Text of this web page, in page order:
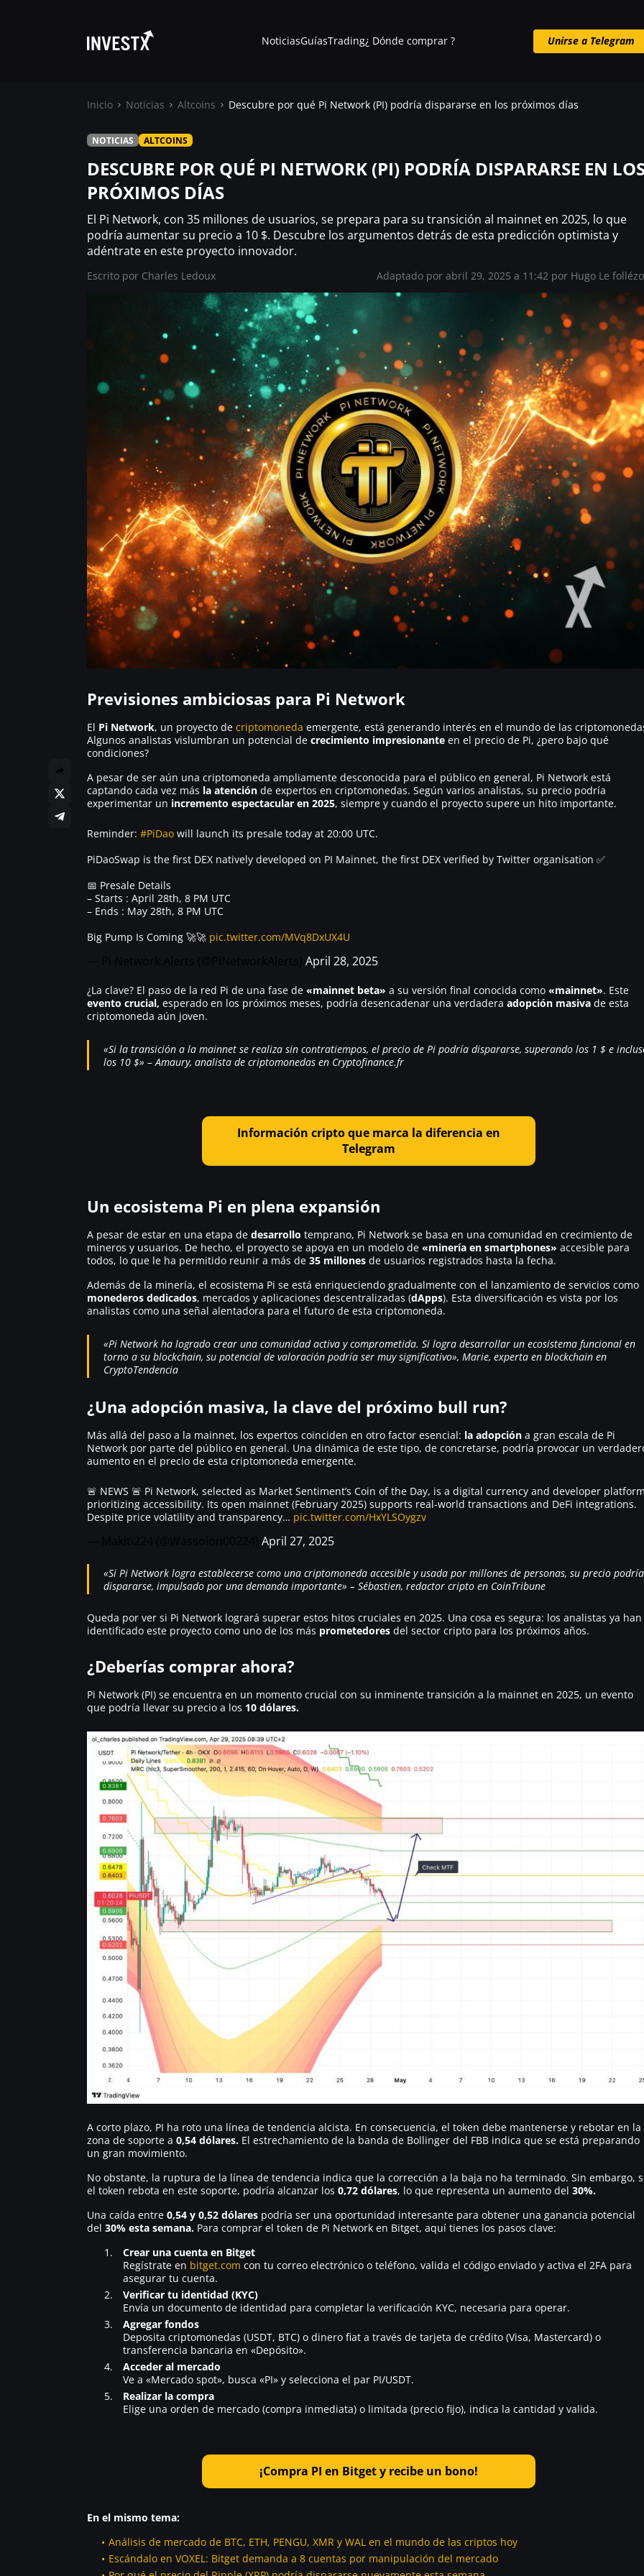
Noticias
Guías
Trading
¿ Dónde comprar ?
NoticiasGuíasTrading¿ Dónde comprar ? Unirse a Telegram
Inicio Noticias Altcoins Descubre por qué Pi Network (PI) podría dispararse en los próximos días
NOTICIAS ALTCOINS
DESCUBRE POR QUÉ PI NETWORK (PI) PODRÍA DISPARARSE EN
PRÓXIMOS DÍAS
El Pi Network, con 35 millones de usuarios, se prepara para su transición al mainnet en 2025, lo que
podría aumentar su precio a 10 $. Descubre los argumentos detrás de esta predicción optimista y
adéntrate en este proyecto innovador.
Escrito por Charles Ledoux Adaptado por abril 29, 2025 a 11:42 por Hugo Le
Previsiones ambiciosas para Pi Network
El Pi Network, un proyecto de criptomoneda emergente, está generando interés en el mundo de las
Algunos analistas vislumbran un potencial de crecimiento impresionante en el precio de Pi, ¿pero bajo qué
condiciones?
A pesar de ser aún una criptomoneda ampliamente desconocida para el público en general, Pi Network está
captando cada vez más la atención de expertos en criptomonedas. Según varios analistas, su precio podría
experimentar un incremento espectacular en 2025, siempre y cuando el proyecto supere un hito importante.
Reminder: #PiDao will launch its presale today at 20:00 UTC.
PiDaoSwap is the first DEX natively developed on PI Mainnet, the first DEX verified by Twitter organisation ✅
📅 Presale Details
– Starts : April 28th, 8 PM UTC
– Ends : May 28th, 8 PM UTC
Big Pump Is Coming 🚀🚀 pic.twitter.com/MVq8DxUX4U
April 28, 2025
¿La clave? El paso de la red Pi de una fase de «mainnet beta» a su versión final conocida como «mainnet». Este
evento crucial, esperado en los próximos meses, podría desencadenar una verdadera adopción masiva de esta
criptomoneda aún joven.
«Si la transición a la mainnet se realiza sin contratiempos, el precio de Pi podría dispararse, superando los 1 $ e
los 10 $» – Amaury, analista de criptomonedas en Cryptofinance.fr
Información cripto que marca la diferencia en
Telegram
Un ecosistema Pi en plena expansión
A pesar de estar en una etapa de desarrollo temprano, Pi Network se basa en una comunidad en crecimiento de
mineros y usuarios. De hecho, el proyecto se apoya en un modelo de «minería en smartphones» accesible para
todos, lo que le ha permitido reunir a más de 35 millones de usuarios registrados hasta la fecha.
Además de la minería, el ecosistema Pi se está enriqueciendo gradualmente con el lanzamiento de servicios como
monederos dedicados, mercados y aplicaciones descentralizadas (dApps). Esta diversificación es vista por los
analistas como una señal alentadora para el futuro de esta criptomoneda.
«Pi Network ha logrado crear una comunidad activa y comprometida. Si logra desarrollar un ecosistema funcional en
torno a su blockchain, su potencial de valoración podría ser muy significativo», Marie, experta en blockchain en
CryptoTendencia
¿Una adopción masiva, la clave del próximo bull run?
Más allá del paso a la mainnet, los expertos coinciden en otro factor esencial: la adopción a gran escala de Pi
Network por parte del público en general. Una dinámica de este tipo, de concretarse, podría provocar un
aumento en el precio de esta criptomoneda emergente.
🚨 NEWS 🚨 Pi Network, selected as Market Sentiment’s Coin of the Day, is a digital currency and developer
prioritizing accessibility. Its open mainnet (February 2025) supports real-world transactions and DeFi integrations.
Despite price volatility and transparency… pic.twitter.com/HxYLSOygzv
April 27, 2025
«Si Pi Network logra establecerse como una criptomoneda accesible y usada por millones de personas, su precio podría
dispararse, impulsado por una demanda importante» – Sébastien, redactor cripto en CoinTribune
Queda por ver si Pi Network logrará superar estos hitos cruciales en 2025. Una cosa es segura: los analistas ya han
identificado este proyecto como uno de los más prometedores del sector cripto para los próximos años.
¿Deberías comprar ahora?
Pi Network (PI) se encuentra en un momento crucial con su inminente transición a la mainnet en 2025, un evento
que podría llevar su precio a los 10 dólares.
A corto plazo, PI ha roto una línea de tendencia alcista. En consecuencia, el token debe mantenerse y rebotar en la
zona de soporte a 0,54 dólares. El estrechamiento de la banda de Bollinger del FBB indica que se está preparando
un gran movimiento.
No obstante, la ruptura de la línea de tendencia indica que la corrección a la baja no ha terminado. Sin embargo,
el token rebota en este soporte, podría alcanzar los 0,72 dólares, lo que representa un aumento del 30%.
Una caída entre 0,54 y 0,52 dólares podría ser una oportunidad interesante para obtener una ganancia potencial
del 30% esta semana. Para comprar el token de Pi Network en Bitget, aquí tienes los pasos clave:
Crear una cuenta en Bitget
Regístrate en bitget.com con tu correo electrónico o teléfono, valida el código enviado y activa el 2FA para
asegurar tu cuenta.
Verificar tu identidad (KYC)
Envía un documento de identidad para completar la verificación KYC, necesaria para operar.
Agregar fondos
Deposita criptomonedas (USDT, BTC) o dinero fiat a través de tarjeta de crédito (Visa, Mastercard) o
transferencia bancaria en «Depósito».
Acceder al mercado
Ve a «Mercado spot», busca «PI» y selecciona el par PI/USDT.
Realizar la compra
Elige una orden de mercado (compra inmediata) o limitada (precio fijo), indica la cantidad y valida.
¡Compra PI en Bitget y recibe un bono!
En el mismo tema:
Análisis de mercado de BTC, ETH, PENGU, XMR y WAL en el mundo de las criptos hoy
Escándalo en VOXEL: Bitget demanda a 8 cuentas por manipulación del mercado